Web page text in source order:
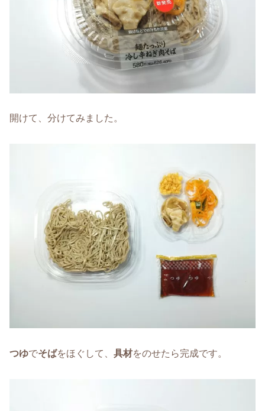
開けて、分けてみました。
つゆでそばをほぐして、 具材をのせたら完成です。